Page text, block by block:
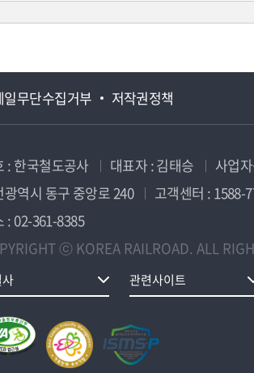
일무단수집거부 저작권정책
: 한국철도공사 대표자 : 김태승 사업
광역시 동구 중앙로 240
고객센터 : 1588-
: 02-361-8385
ⓒ KOREA RAILROAD. ALL
관련사이트